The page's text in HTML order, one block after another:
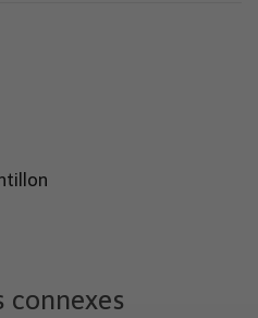
connexes